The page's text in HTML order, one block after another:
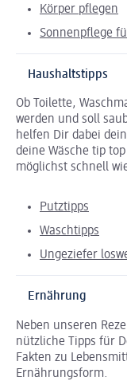
Körper pflegen
Sonnenpflege
Haushaltstipps
Ob Toilette,
werden und soll
helfen Dir dabei
deine Wäsche tip
möglichst schnell
Putztipps
Waschtipps
Ungeziefer
Ernährung
Neben unseren
nützliche Tipps für
Fakten zu
Ernährungsform.